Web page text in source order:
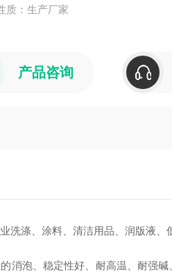
质：生产厂家
产品咨询
洗涤、涂料、清洁用品、润版液、
消泡、稳定性好、耐高温、耐强